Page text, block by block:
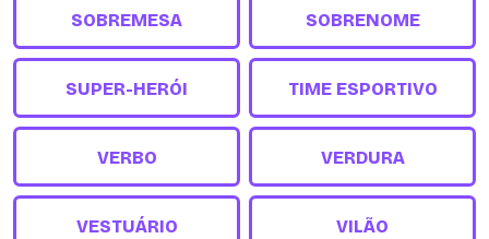
SOBREMESA SOBRENOME
SUPER-HERÓI TIME ESPORTIVO
VERBO VERDURA
VESTUÁRIO VILÃO